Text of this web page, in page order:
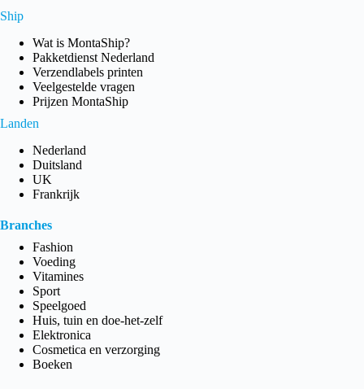
Ship
Wat is MontaShip?
Pakketdienst Nederland
Verzendlabels printen
Veelgestelde vragen
Prijzen MontaShip
Landen
Nederland
Duitsland
UK
Frankrijk
Branches
Fashion
Voeding
Vitamines
Sport
Speelgoed
Huis, tuin en doe-het-zelf
Elektronica
Cosmetica en verzorging
Boeken